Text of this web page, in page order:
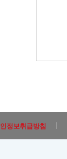
정보취급방침